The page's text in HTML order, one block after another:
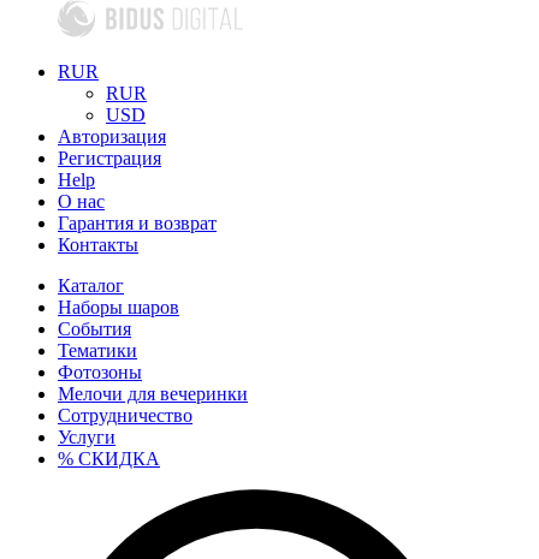
RUR
RUR
USD
Авторизация
Регистрация
Help
О нас
Гарантия и возврат
Контакты
Каталог
Наборы шаров
События
Тематики
Фотозоны
Мелочи для вечеринки
Сотрудничество
Услуги
% СКИДКА